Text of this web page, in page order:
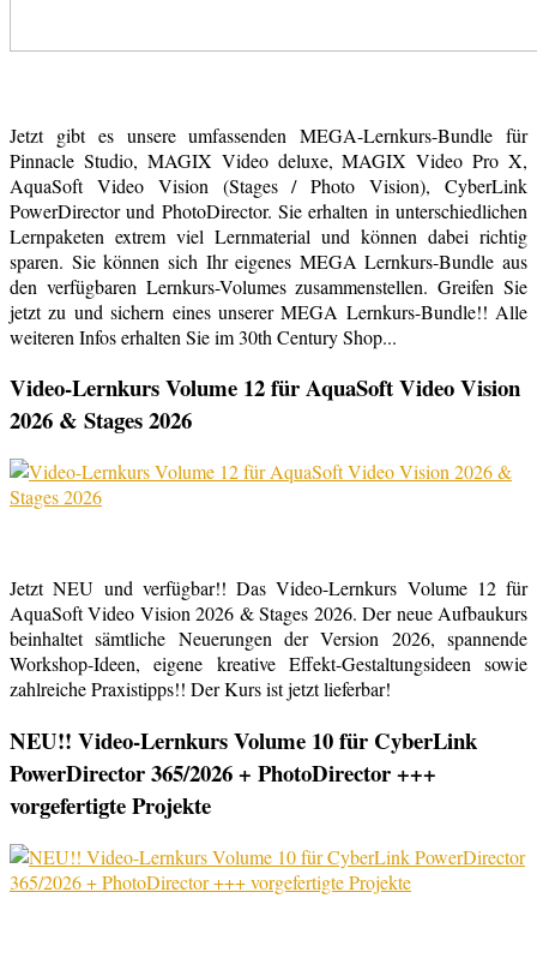
Jetzt gibt es unsere umfassenden MEGA-Lernkurs-Bundle für
Pinnacle Studio, MAGIX Video deluxe, MAGIX Video Pro X,
AquaSoft Video Vision (Stages / Photo Vision), CyberLink
PowerDirector und PhotoDirector. Sie erhalten in unterschiedlichen
Lernpaketen extrem viel Lernmaterial und können dabei richtig
sparen. Sie können sich Ihr eigenes MEGA Lernkurs-Bundle aus
den verfügbaren Lernkurs-Volumes zusammenstellen. Greifen Sie
jetzt zu und sichern eines unserer MEGA Lernkurs-Bundle!! Alle
weiteren Infos erhalten Sie im 30th Century Shop...
Video-Lernkurs Volume 12 für AquaSoft Video Vision
2026 & Stages 2026
Jetzt NEU und verfügbar!! Das Video-Lernkurs Volume 12 für
AquaSoft Video Vision 2026 & Stages 2026. Der neue Aufbaukurs
beinhaltet sämtliche Neuerungen der Version 2026, spannende
Workshop-Ideen, eigene kreative Effekt-Gestaltungsideen sowie
zahlreiche Praxistipps!! Der Kurs ist jetzt lieferbar!
NEU!! Video-Lernkurs Volume 10 für CyberLink
PowerDirector 365/2026 + PhotoDirector +++
vorgefertigte Projekte